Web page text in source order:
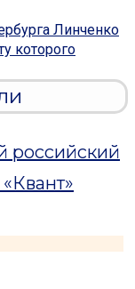
Линченко
которого
российский